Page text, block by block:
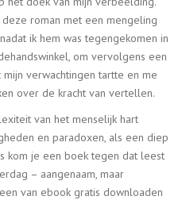
roman met een mengeling
ik hem was tegengekomen in
om vervolgens een
verwachtingen tartte en me
over de kracht van vertellen.
van het menselijk hart
en paradoxen, als een diep
kom je een boek tegen dat leest
– aangenaam, maar
van ebook gratis downloaden